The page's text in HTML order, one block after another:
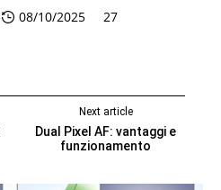
08/10/2025 27
Next article
Dual Pixel AF: vantaggi e
funzionamento